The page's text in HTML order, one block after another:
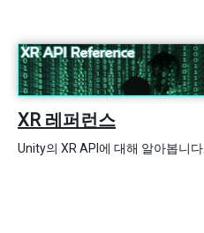
XR 레퍼런스
Unity의 XR API에 대해 알아봅니다.